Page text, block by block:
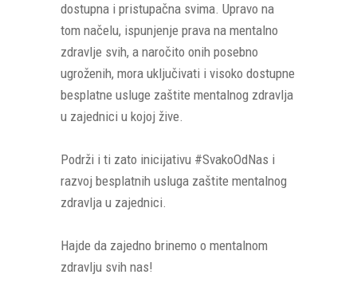
dostupna i pristupačna svima. Upravo na
tom načelu, ispunjenje prava na mentalno
zdravlje svih, a naročito onih posebno
ugroženih, mora uključivati i visoko dostupne
besplatne usluge zaštite mentalnog zdravlja
u zajednici u kojoj žive.
Podrži i ti zato inicijativu #SvakoOdNas i
razvoj besplatnih usluga zaštite mentalnog
zdravlja u zajednici.
Hajde da zajedno brinemo o mentalnom
zdravlju svih nas!